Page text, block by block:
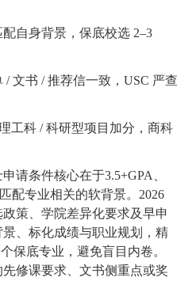
身背景，保底校选 2–3
书 / 推荐信一致，USC 严查
科 / 科研型项目加分，商科
条件核心在于3.5+GPA、
配专业相关的软背景。2026
策、学院差异化要求及早申
、标化成绩与职业规划，精
保底专业，避免盲目内卷。
修课要求、文书侧重点或奖